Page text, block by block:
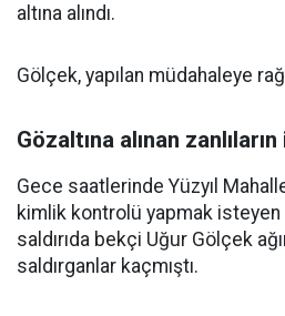
altına alındı.
Gölçek, yapılan müdahaleye
Gözaltına alınan
Gece saatlerinde Yüzyıl
kimlik kontrolü yapmak
saldırıda bekçi Uğur Gölçek
saldırganlar kaçmıştı.